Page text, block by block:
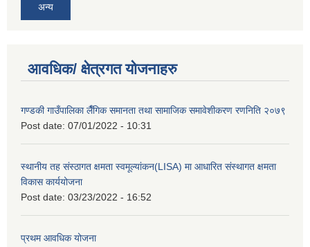
अन्य
आवधिक/ क्षेत्रगत योजनाहरु
गण्डकी गाउँपालिका लैँगिक समानता तथा सामाजिक समावेशीकरण रणनिति २०७९
Post date: 07/01/2022 - 10:31
स्थानीय तह संस्ठागत क्षमता स्वमूल्यांकन(LISA) मा आधारित संस्थागत क्षमता
विकास कार्ययोजना
Post date: 03/23/2022 - 16:52
प्रथम आवधिक योजना